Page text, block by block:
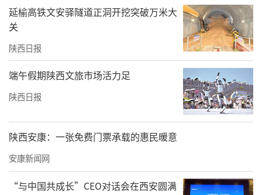
为了回答这个问题，1981年和2002年，地质矿
产部物探化探研究所，对秦始皇陵先后进行了
两次土壤汞量测量。结果显示，在秦始皇陵封
土的中心区域，发现一个面积约1.2万平方米范
围的强汞异常区。在异常区内，汞含量很高，
高出周边土壤含量的数倍。为了排除其他因素
对测量的影响，检测人员还对据传是陵墓封土
取土地的鱼池一带的土壤，也做了取样测量，
所得数据表明那里的土壤汞含量在正常范围
内。分析测量数据，得出的结论是：封土中汞
延榆高铁文安驿隧道正洞开挖突破万米大
关
陕西日报
端午假期陕西文旅市场活力足
陕西日报
陕西安康：一张免费门票承载的惠民暖意
安康新闻网
“与中国共成长”CEO对话会在西安圆满